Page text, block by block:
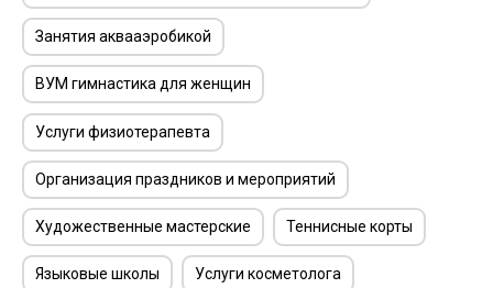
Занятия аквааэробикой
ВУМ гимнастика для женщин
Услуги физиотерапевта
Организация праздников и мероприятий
Художественные мастерские Теннисные корты
Языковые школы Услуги косметолога